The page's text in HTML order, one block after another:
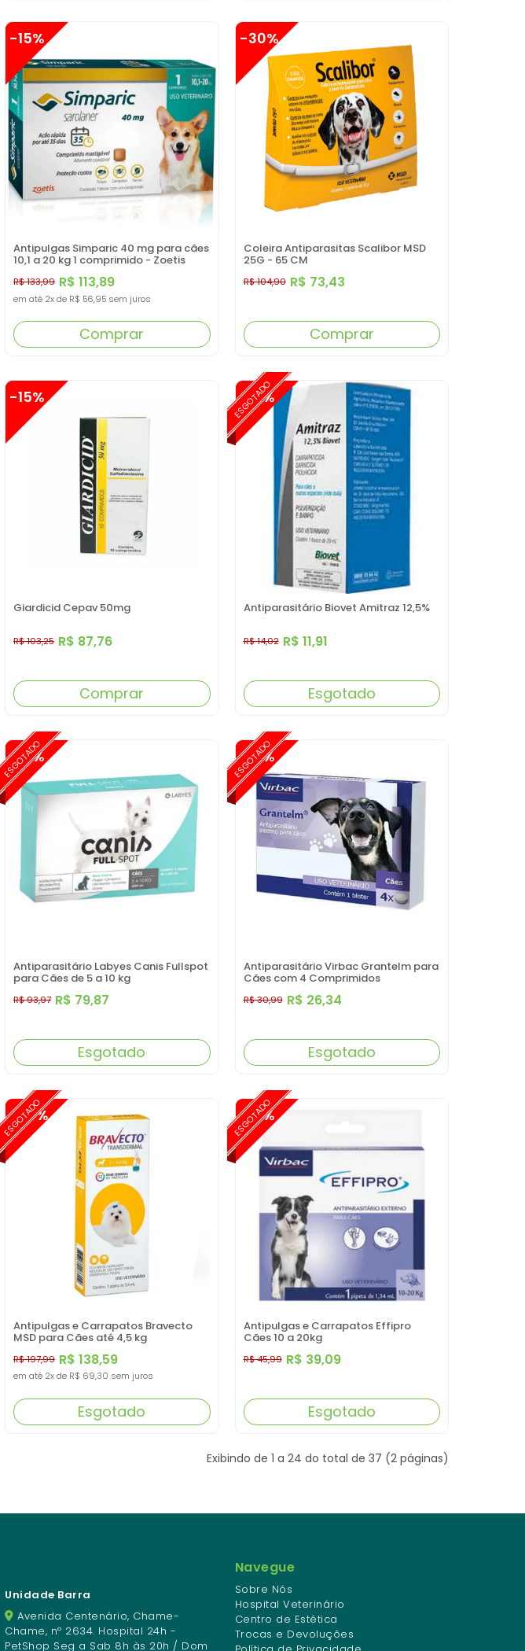
Antipulgas Simparic 40 mg para cães
10,1 a 20 kg 1 comprimido - Zoetis
R$ 113,89
R$ 133,99
-15%
em até 2x de R$ 56,95 sem juros
Comprar
Coleira Antiparasitas Scalibor MSD
25G - 65 CM
R$ 73,43
R$ 104,90
-30%
Comprar
Giardicid Cepav 50mg
R$ 87,76
R$ 103,25
-15%
Comprar
ESGOTADO
Antiparasitário Biovet Amitraz 12,5%
R$ 11,91
R$ 14,02
-15%
Esgotado
ESGOTADO
Antiparasitário Labyes Canis Fullspot
para Cães de 5 a 10 kg
R$ 79,87
R$ 93,97
-15%
Esgotado
ESGOTADO
Antiparasitário Virbac Grantelm para
Cães com 4 Comprimidos
R$ 26,34
R$ 30,99
-15%
Esgotado
ESGOTADO
Antipulgas e Carrapatos Bravecto
MSD para Cães até 4,5 kg
R$ 138,59
R$ 197,99
-30%
em até 2x de R$ 69,30 sem juros
Esgotado
ESGOTADO
Antipulgas e Carrapatos Effipro
Cães 10 a 20kg
R$ 39,09
R$ 45,99
-15%
Esgotado
Exibindo de 1 a 24 do total de 37 (2 páginas)
Unidade Barra
Avenida Centenário, Chame-
Chame, nº 2634. Hospital 24h -
PetShop Seg a Sab 8h às 20h / Dom
Navegue
Sobre Nós
Hospital Veterinário
Centro de Estética
Trocas e Devoluções